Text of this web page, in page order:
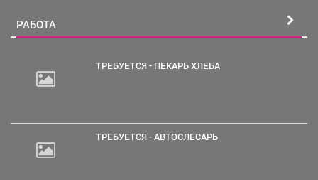
РАБОТА
ТРЕБУЕТСЯ - ПЕКАРЬ ХЛЕБА
ТРЕБУЕТСЯ - АВТОСЛЕСАРЬ